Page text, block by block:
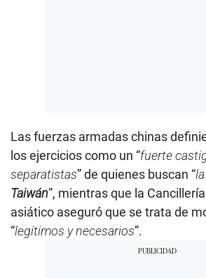
Las fuerzas armadas chinas
los ejercicios como un “fuerte
separatistas” de quienes buscan “la
Taiwán”, mientras que la
asiático aseguró que se trata de
“legítimos y necesarios”.